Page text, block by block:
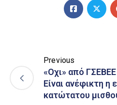
Previous
«Οχι» από
Είναι ανέφικτη
κατώτατου